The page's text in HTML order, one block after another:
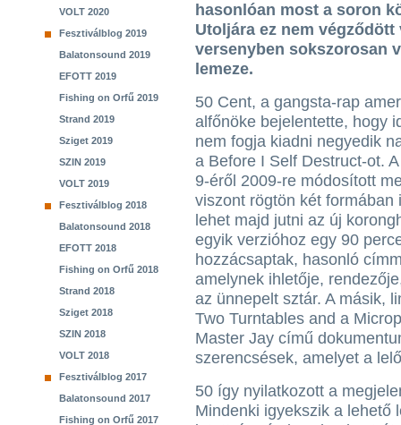
VOLT 2020
Fesztiválblog 2019
Balatonsound 2019
EFOTT 2019
Fishing on Orfű 2019
Strand 2019
Sziget 2019
SZIN 2019
VOLT 2019
Fesztiválblog 2018
Balatonsound 2018
EFOTT 2018
Fishing on Orfű 2018
Strand 2018
Sziget 2018
SZIN 2018
VOLT 2018
Fesztiválblog 2017
Balatonsound 2017
Fishing on Orfű 2017
hasonlóan most a soron
Utoljára ez nem
versenyben sokszorosan
lemeze.
50 Cent, a gangsta-rap
alfőnöke bejelentette, hogy
nem fogja kiadni negyedik
a Before I Self Destruct-ot.
9-éről 2009-re módosított
viszont rögtön két formában
lehet majd jutni az új
egyik verzióhoz egy 90
hozzácsaptak, hasonló
amelynek ihletője,
az ünnepelt sztár. A másik,
Two Turntables and a
Master Jay című
szerencsések, amelyet a
50 így nyilatkozott a
Mindenki igyekszik a lehető